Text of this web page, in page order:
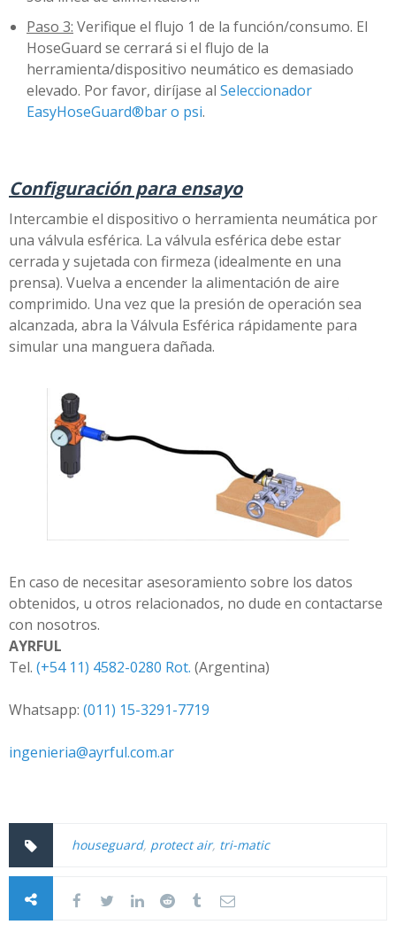
Paso 3: Verifique el flujo 1 de la función/consumo. El
HoseGuard se cerrará si el flujo de la
herramienta/dispositivo neumático es demasiado
elevado. Por favor, diríjase al Seleccionador
EasyHoseGuard®bar o psi.
Configuración para ensayo
Intercambie el dispositivo o herramienta neumática por
una válvula esférica. La válvula esférica debe estar
cerrada y sujetada con firmeza (idealmente en una
prensa). Vuelva a encender la alimentación de aire
comprimido. Una vez que la presión de operación sea
alcanzada, abra la Válvula Esférica rápidamente para
simular una manguera dañada.
En caso de necesitar asesoramiento sobre los datos
obtenidos, u otros relacionados, no dude en contactarse
con nosotros.
AYRFUL
Tel. (+54 11) 4582-0280 Rot. (Argentina)
Whatsapp: (011) 15-3291-7719
ingenieria@ayrful.com.ar
houseguard, protect air, tri-matic